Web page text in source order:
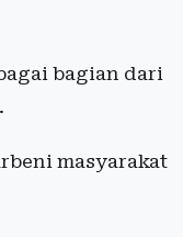
bagian dari
masyarakat